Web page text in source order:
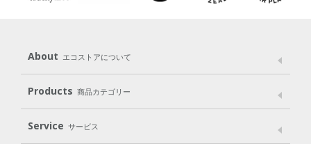
About エコストアについて
メッセージ ブランドストーリー
パッケージへのこだわり
動物実験をしない
Products 商品カテゴリー
Laundry
Service サービス